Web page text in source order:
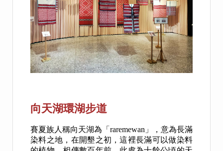
向天湖環湖步道
賽夏族人稱向天湖為「raremewan」，意為長滿
染料之地，在開墾之初，這裡長滿可以做染料